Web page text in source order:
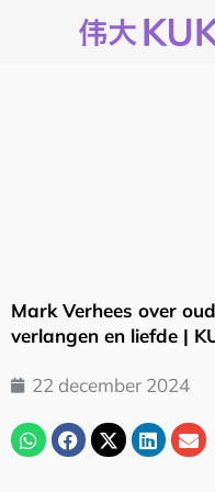
Mark Verhees over
verlangen en liefde |
22 december 2024